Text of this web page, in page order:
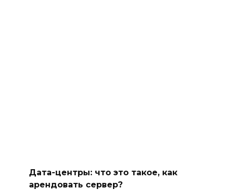
Дата-центры: что это такое, как
арендовать сервер?